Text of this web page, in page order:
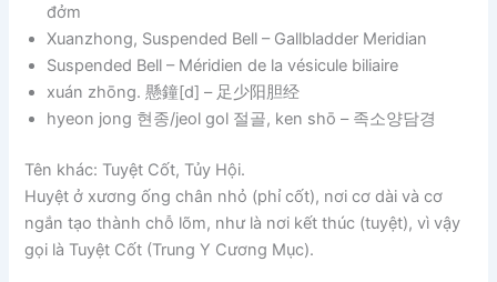
đởm
Xuanzhong, Suspended Bell – Gallbladder Meridian
Suspended Bell – Méridien de la vésicule biliaire
xuán zhōng. 懸鐘[d] – 足少阳胆经
hyeon jong 현종/jeol gol 절골, ken shō – 족소양담경
Tên khác: Tuyệt Cốt, Tủy Hội.
Huyệt ở xương ống chân nhỏ (phỉ cốt), nơi cơ dài và cơ
ngắn tạo thành chỗ lõm, như là nơi kết thúc (tuyệt), vì vậy
gọi là Tuyệt Cốt (Trung Y Cương Mục).